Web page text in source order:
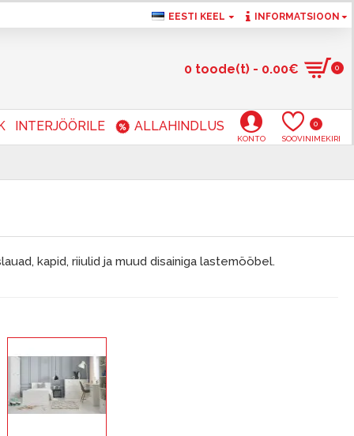
EESTI KEEL INFORMATSIOON
0 toode(t) - 0.00€ 0
INTERJÖÖRILE ALLAHINDLUS
KONTO SOOVINIMEKIRI
0
kapid, riiulid ja muud disainiga lastemööbel.